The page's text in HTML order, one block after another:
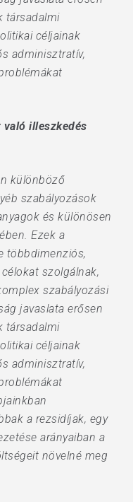
társadalmi
céljainak
adminisztratív,
illeszkedés
különböző
szabályozások
és különösen
Ezek a
többdimenziós,
szolgálnak,
szabályozási
javaslata erősen
társadalmi
céljainak
adminisztratív,
a rezsidíjak, egy
arányaiban a
növelné meg